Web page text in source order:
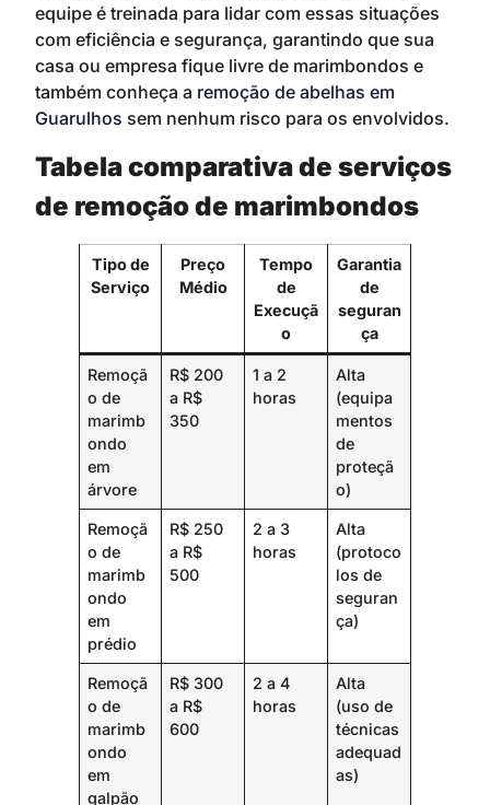
equipe é treinada para lidar com essas situações
com eficiência e segurança, garantindo que sua
casa ou empresa fique livre de marimbondos e
também conheça a remoção de abelhas em
Guarulhos sem nenhum risco para os envolvidos.
Tabela comparativa de serviços
de remoção de marimbondos
Tipo de
Serviço
Preço
Médio
Tempo
de
Execuçã
o
Garantia
de
seguran
ça
Remoçã
o de
marimb
ondo
em
árvore
R$ 200
a R$
350
1 a 2
horas
Alta
(equipa
mentos
de
proteçã
o)
Remoçã
o de
marimb
ondo
em
prédio
R$ 250
a R$
500
2 a 3
horas
Alta
(protoco
los de
seguran
ça)
Remoçã
o de
marimb
ondo
em
galpão
R$ 300
a R$
600
2 a 4
horas
Alta
(uso de
técnicas
adequad
as)